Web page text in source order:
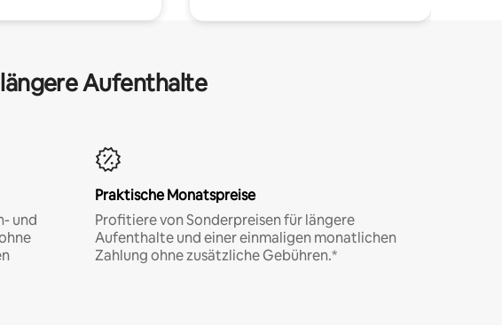
Aufenthalte
und
Praktische Monatspreise
Profitiere von Sonderpreisen für längere
Aufenthalte und einer einmaligen monatlichen
Zahlung ohne zusätzliche Gebühren.*